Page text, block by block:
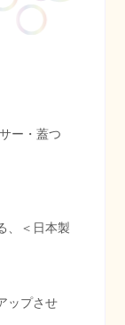
ー・蓋つ
、＜日本製
ップさせ